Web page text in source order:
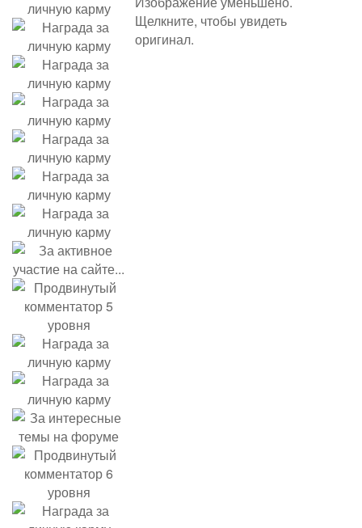
Щелкните, чтобы увидеть
оригинал.